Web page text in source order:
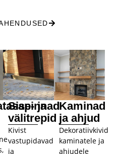
Sise- ja
välitrepid​
Kivist
vastupidavad
ja
Kaminad
ja ahjud
Dekoratiivkivid
kaminatele ja
ahjudele